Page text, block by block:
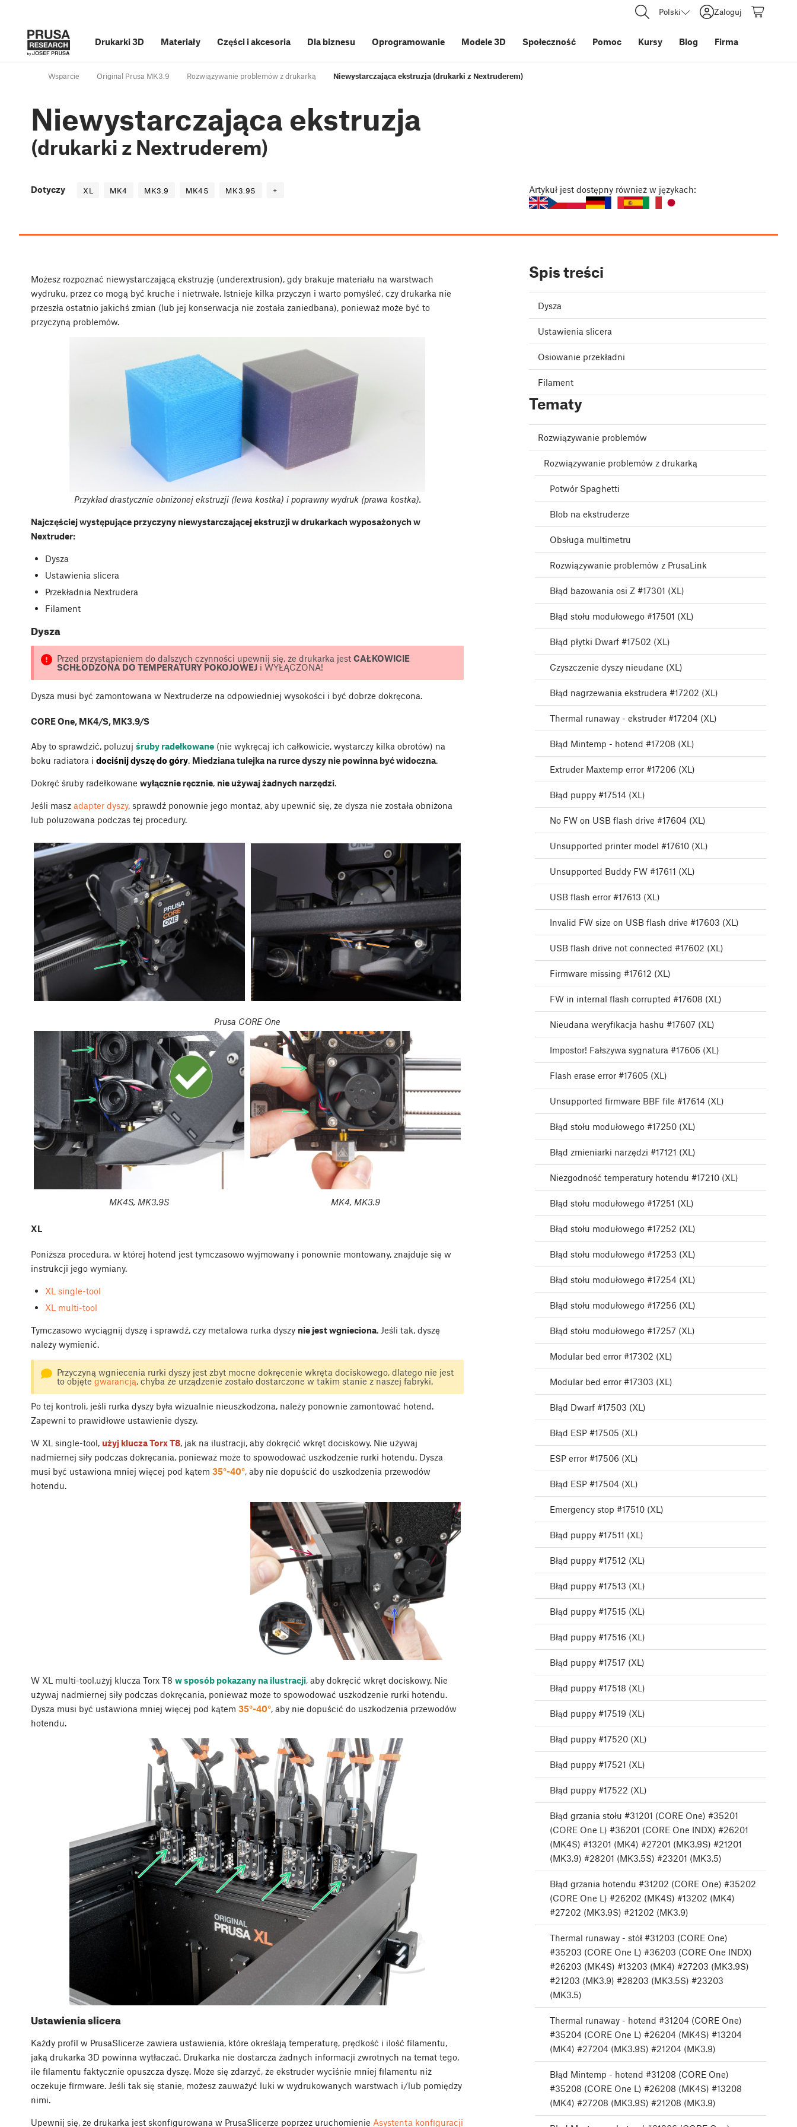
Polski Zaloguj
Drukarki 3D Materiały Części i akcesoria Dla biznesu Oprogramowanie Modele 3D Społeczność Pomoc Kursy Blog Firma
Wsparcie Original Prusa MK3.9 Rozwiązywanie problemów z drukarką Niewystarczająca ekstruzja (drukarki z Nextruderem)
Niewystarczająca ekstruzja
(drukarki z Nextruderem)
Dotyczy XL MK4 MK3.9 MK4S MK3.9S + Artykuł jest dostępny również w językach:
Możesz rozpoznać niewystarczającą ekstruzję (underextrusion), gdy brakuje materiału na warstwach
wydruku, przez co mogą być kruche i nietrwałe. Istnieje kilka przyczyn i warto pomyśleć, czy drukarka nie
przeszła ostatnio jakichś zmian (lub jej konserwacja nie została zaniedbana), ponieważ może być to
przyczyną problemów.
Przykład drastycznie obniżonej ekstruzji (lewa kostka) i poprawny wydruk (prawa kostka).
Najczęściej występujące przyczyny niewystarczającej ekstruzji w drukarkach wyposażonych w
Nextruder:
Dysza
Ustawienia slicera
Przekładnia Nextrudera
Filament
Dysza
Przed przystąpieniem do dalszych czynności upewnij się, że drukarka jest CAŁKOWICIE
SCHŁODZONA DO TEMPERATURY POKOJOWEJi WYŁĄCZONA!
Dysza musi być zamontowana w Nextruderze na odpowiedniej wysokości i być dobrze dokręcona.
CORE One, MK4/S, MK3.9/S
Aby to sprawdzić, poluzuj śruby radełkowane (nie wykręcaj ich całkowicie, wystarczy kilka obrotów) na
boku radiatora i dociśnij dyszę do góry. Miedziana tulejka na rurce dyszy nie powinna być widoczna.
Dokręć śruby radełkowane wyłącznie ręcznie, nie używaj żadnych narzędzi.
Jeśli masz adapter dyszy, sprawdź ponownie jego montaż, aby upewnić się, że dysza nie została obniżona
lub poluzowana podczas tej procedury.
Prusa CORE One
MK4S, MK3.9S MK4, MK3.9
XL
Poniższa procedura, w której hotend jest tymczasowo wyjmowany i ponownie montowany, znajduje się w
instrukcji jego wymiany.
XL single-tool
XL multi-tool
Tymczasowo wyciągnij dyszę i sprawdź, czy metalowa rurka dyszy nie jest wgnieciona. Jeśli tak, dyszę
należy wymienić.
Przyczyną wgniecenia rurki dyszy jest zbyt mocne dokręcenie wkręta dociskowego, dlatego nie jest
to objęte gwarancją, chyba że urządzenie zostało dostarczone w takim stanie z naszej fabryki.
Po tej kontroli, jeśli rurka dyszy była wizualnie nieuszkodzona, należy ponownie zamontować hotend.
Zapewni to prawidłowe ustawienie dyszy.
W XL single-tool, użyj klucza Torx T8, jak na ilustracji, aby dokręcić wkręt dociskowy. Nie używaj
nadmiernej siły podczas dokręcania, ponieważ może to spowodować uszkodzenie rurki hotendu. Dysza
musi być ustawiona mniej więcej pod kątem 35°-40°, aby nie dopuścić do uszkodzenia przewodów
hotendu.
W XL multi-tool,użyj klucza Torx T8 w sposób pokazany na ilustracji, aby dokręcić wkręt dociskowy. Nie
używaj nadmiernej siły podczas dokręcania, ponieważ może to spowodować uszkodzenie rurki hotendu.
Dysza musi być ustawiona mniej więcej pod kątem 35°-40°, aby nie dopuścić do uszkodzenia przewodów
hotendu.
Ustawienia slicera
Każdy profil w PrusaSlicerze zawiera ustawienia, które określają temperaturę, prędkość i ilość filamentu,
jaką drukarka 3D powinna wytłaczać. Drukarka nie dostarcza żadnych informacji zwrotnych na temat tego,
ile filamentu faktycznie opuszcza dyszę. Może się zdarzyć, że ekstruder wyciśnie mniej filamentu niż
oczekuje firmware. Jeśli tak się stanie, możesz zauważyć luki w wydrukowanych warstwach i/lub pomiędzy
nimi.
Upewnij się, że drukarka jest skonfigurowana w PrusaSlicerze poprzez uruchomienie Asystenta konfiguracji
Spis treści
Dysza
Ustawienia slicera
Osiowanie przekładni
Filament
Tematy
Rozwiązywanie problemów
Rozwiązywanie problemów z drukarką
Potwór Spaghetti
Blob na ekstruderze
Obsługa multimetru
Rozwiązywanie problemów z PrusaLink
Błąd bazowania osi Z #17301 (XL)
Błąd stołu modułowego #17501 (XL)
Błąd płytki Dwarf #17502 (XL)
Czyszczenie dyszy nieudane (XL)
Błąd nagrzewania ekstrudera #17202 (XL)
Thermal runaway - ekstruder #17204 (XL)
Błąd Mintemp - hotend #17208 (XL)
Extruder Maxtemp error #17206 (XL)
Błąd puppy #17514 (XL)
No FW on USB flash drive #17604 (XL)
Unsupported printer model #17610 (XL)
Unsupported Buddy FW #17611 (XL)
USB flash error #17613 (XL)
Invalid FW size on USB flash drive #17603 (XL)
USB flash drive not connected #17602 (XL)
Firmware missing #17612 (XL)
FW in internal flash corrupted #17608 (XL)
Nieudana weryfikacja hashu #17607 (XL)
Impostor! Fałszywa sygnatura #17606 (XL)
Flash erase error #17605 (XL)
Unsupported firmware BBF file #17614 (XL)
Błąd stołu modułowego #17250 (XL)
Błąd zmieniarki narzędzi #17121 (XL)
Niezgodność temperatury hotendu #17210 (XL)
Błąd stołu modułowego #17251 (XL)
Błąd stołu modułowego #17252 (XL)
Błąd stołu modułowego #17253 (XL)
Błąd stołu modułowego #17254 (XL)
Błąd stołu modułowego #17256 (XL)
Błąd stołu modułowego #17257 (XL)
Modular bed error #17302 (XL)
Modular bed error #17303 (XL)
Błąd Dwarf #17503 (XL)
Błąd ESP #17505 (XL)
ESP error #17506 (XL)
Błąd ESP #17504 (XL)
Emergency stop #17510 (XL)
Błąd puppy #17511 (XL)
Błąd puppy #17512 (XL)
Błąd puppy #17513 (XL)
Błąd puppy #17515 (XL)
Błąd puppy #17516 (XL)
Błąd puppy #17517 (XL)
Błąd puppy #17518 (XL)
Błąd puppy #17519 (XL)
Błąd puppy #17520 (XL)
Błąd puppy #17521 (XL)
Błąd puppy #17522 (XL)
Błąd grzania stołu #31201 (CORE One) #35201
(CORE One L) #36201 (CORE One INDX) #26201
(MK4S) #13201 (MK4) #27201 (MK3.9S) #21201
(MK3.9) #28201 (MK3.5S) #23201 (MK3.5)
Błąd grzania hotendu #31202 (CORE One) #35202
(CORE One L) #26202 (MK4S) #13202 (MK4)
#27202 (MK3.9S) #21202 (MK3.9)
Thermal runaway - stół #31203 (CORE One)
#35203 (CORE One L) #36203 (CORE One INDX)
#26203 (MK4S) #13203 (MK4) #27203 (MK3.9S)
#21203 (MK3.9) #28203 (MK3.5S) #23203
(MK3.5)
Thermal runaway - hotend #31204 (CORE One)
#35204 (CORE One L) #26204 (MK4S) #13204
(MK4) #27204 (MK3.9S) #21204 (MK3.9)
Błąd Mintemp - hotend #31208 (CORE One)
#35208 (CORE One L) #26208 (MK4S) #13208
(MK4) #27208 (MK3.9S) #21208 (MK3.9)